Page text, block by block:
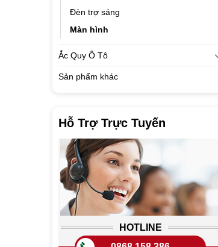
Đèn trợ sáng
Màn hình
Ắc Quy Ô Tô
Sản phẩm khác
Hỗ Trợ Trực Tuyến
HOTLINE